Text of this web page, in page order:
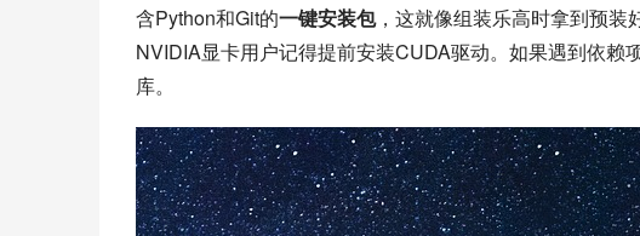
含Python和Git的一键安装包，这就像组装乐高时拿到预装
NVIDIA显卡用户记得提前安装CUDA驱动。如果遇到依赖
库。